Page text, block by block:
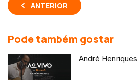
ANTERIOR
Pode também gostar
André